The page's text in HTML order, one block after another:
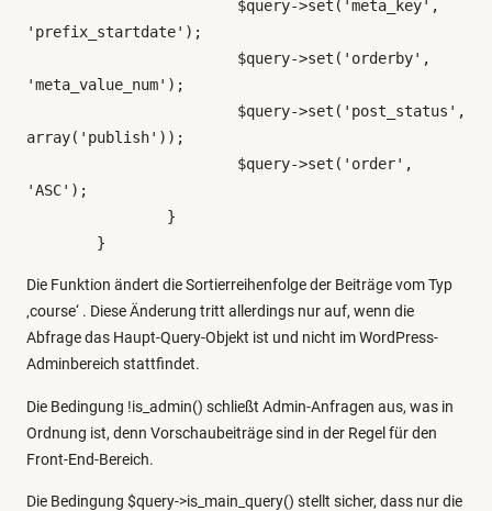
'prefix_startdate');
'meta_value_num');
array('publish'));
'ASC');
	}
Die Funktion ändert die Sortierreihenfolge der Beiträge vom Typ
‚course‘ . Diese Änderung tritt allerdings nur auf, wenn die
Abfrage das Haupt-Query-Objekt ist und nicht im WordPress-
Adminbereich stattfindet.
Die Bedingung !is_admin() schließt Admin-Anfragen aus, was in
Ordnung ist, denn Vorschaubeiträge sind in der Regel für den
Front-End-Bereich.
Die Bedingung $query->is_main_query() stellt sicher, dass nur die